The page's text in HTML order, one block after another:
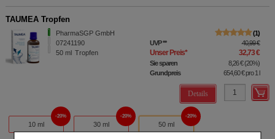
TAUMEA Tropfen
PharmaSGP GmbH
07241190
50 ml Tropfen
1
UVP** 40,99 €
Unser Preis* 32,73 €
Sie sparen 8,26 €(20%)
Grundpreis
654,60 €pro 1 l
Details
10 ml
20%
30 ml
20%
50 ml
20%